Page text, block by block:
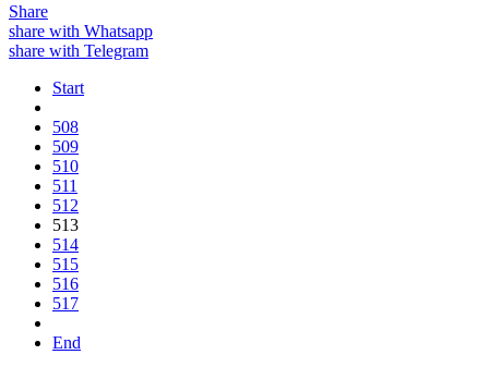
Share
share with Whatsapp
share with Telegram
Start
508
509
510
511
512
513
514
515
516
517
End